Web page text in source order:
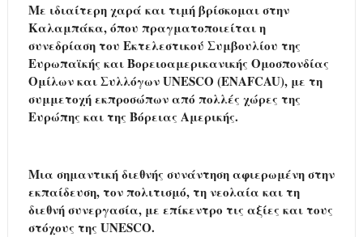
Με ιδιαίτερη χαρά και τιμή βρίσκομαι στην
Καλαμπάκα, όπου πραγματοποιείται η
συνεδρίαση του Εκτελεστικού Συμβουλίου της
Ευρωπαϊκής και Βορειοαμερικανικής Ομοσπονδίας
Ομίλων και Συλλόγων UNESCO (ENAFCAU), με τη
συμμετοχή εκπροσώπων από πολλές χώρες της
Ευρώπης και της Βόρειας Αμερικής.
Μια σημαντική διεθνής συνάντηση αφιερωμένη στην
εκπαίδευση, τον πολιτισμό, τη νεολαία και τη
διεθνή συνεργασία, με επίκεντρο τις αξίες και τους
στόχους της UNESCO.